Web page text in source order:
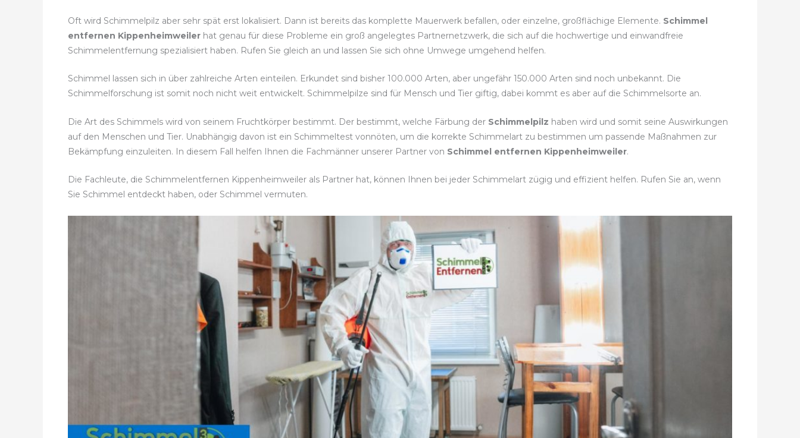
Oft wird Schimmelpilz aber sehr spät erst lokalisiert. Dann ist bereits das komplette Mauerwerk befallen, oder einzelne, großflächige Elemente. Schimmel
entfernen Kippenheimweiler hat genau für diese Probleme ein groß angelegtes Partnernetzwerk, die sich auf die hochwertige und einwandfreie
Schimmelentfernung spezialisiert haben. Rufen Sie gleich an und lassen Sie sich ohne Umwege umgehend helfen.
Schimmel lassen sich in über zahlreiche Arten einteilen. Erkundet sind bisher 100.000 Arten, aber ungefähr 150.000 Arten sind noch unbekannt. Die
Schimmelforschung ist somit noch nicht weit entwickelt. Schimmelpilze sind für Mensch und Tier giftig, dabei kommt es aber auf die Schimmelsorte an.
Die Art des Schimmels wird von seinem Fruchtkörper bestimmt. Der bestimmt, welche Färbung der Schimmelpilz haben wird und somit seine Auswirkungen
auf den Menschen und Tier. Unabhängig davon ist ein Schimmeltest vonnöten, um die korrekte Schimmelart zu bestimmen um passende Maßnahmen zur
Bekämpfung einzuleiten. In diesem Fall helfen Ihnen die Fachmänner unserer Partner von Schimmel entfernen Kippenheimweiler.
Die Fachleute, die Schimmelentfernen Kippenheimweiler als Partner hat, können Ihnen bei jeder Schimmelart zügig und effizient helfen. Rufen Sie an, wenn
Sie Schimmel entdeckt haben, oder Schimmel vermuten.